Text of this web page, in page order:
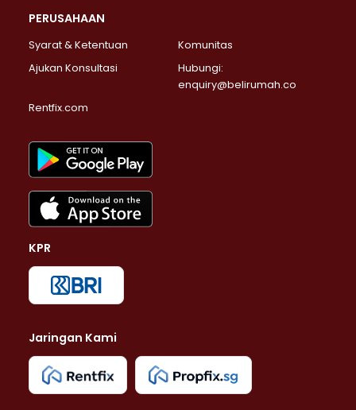
PERUSAHAAN
Syarat & Ketentuan
Komunitas
Ajukan Konsultasi
Hubungi:
enquiry@belirumah.co
Rentfix.com
KPR
Jaringan Kami